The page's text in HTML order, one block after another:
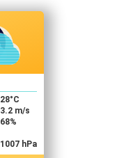
28°C
3.2 m/s
68%
1007 hPa